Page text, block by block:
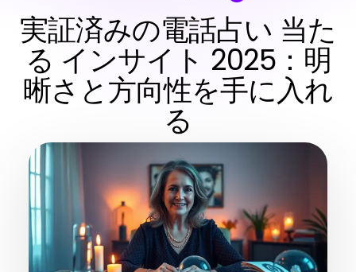
実証済みの電話占い 当た
る インサイト 2025：明
晰さと方向性を手に入れ
る